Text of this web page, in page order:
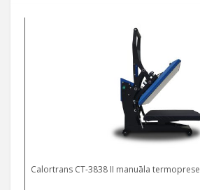
Calortrans CT-3838 II manuāla termoprese